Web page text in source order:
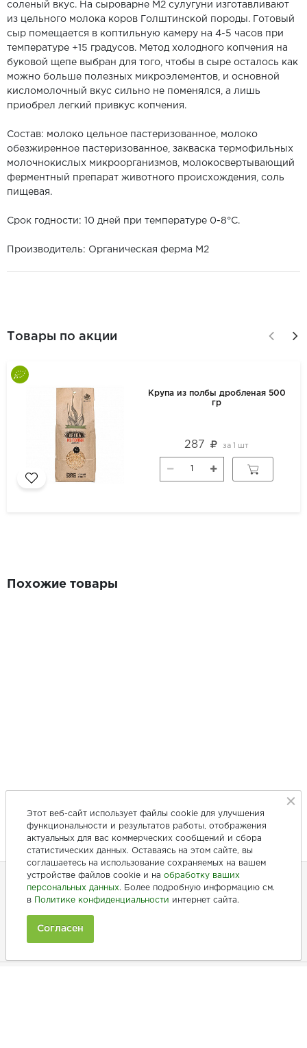
соленый вкус. На сыроварне М2 сулугуни изготавливают
из цельного молока коров Голштинской породы. Готовый
сыр помещается в коптильную камеру на 4-5 часов при
температуре +15 градусов. Метод холодного копчения на
буковой щепе выбран для того, чтобы в сыре осталось как
можно больше полезных микроэлементов, и основной
кисломолочный вкус сильно не поменялся, а лишь
приобрел легкий привкус копчения.
Состав: молоко цельное пастеризованное, молоко
обезжиренное пастеризованное, закваска термофильных
молочнокислых микроорганизмов, молокосвертывающий
ферментный препарат животного происхождения, соль
пищевая.
Срок годности: 10 дней при температуре 0-8°С.
Производитель: Органическая ферма M2
Товары по акции
Крупа из полбы дробленая 500
гр
287 за 1 шт
Похожие товары
+7 (846) 275-20-10
Этот веб-сайт использует файлы cookie для улучшения
функциональности и результатов работы, отображения
актуальных для вас коммерческих сообщений и сбора
статистических данных. Оставаясь на этом сайте, вы
соглашаетесь на использование сохраняемых на вашем
устройстве файлов cookie и на обработку ваших
персональных данных. Более подробную информацию см.
в
Политике конфиденциальности интернет сайта.
Согласен